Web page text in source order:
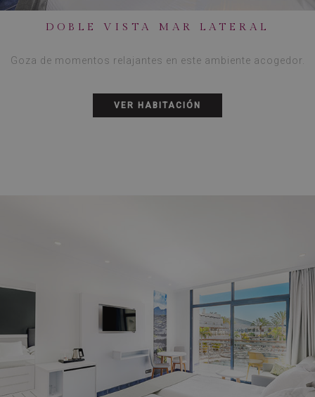
DOBLE VISTA MAR LATERAL
Goza de momentos relajantes en este ambiente acogedor.
VER HABITACIÓN